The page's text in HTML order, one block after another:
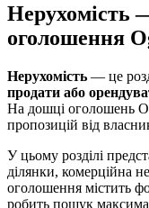
Нерухомість
оголошення
Нерухомість — це
продати або
На дошці оголошень
пропозицій від
У цьому розділі
ділянки, комерційна
оголошення містить
робить пошук